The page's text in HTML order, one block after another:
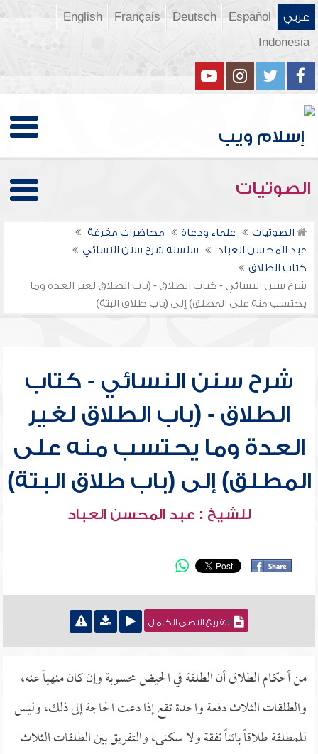
عربي Español
Deutsch
Français
English
Indonesia
الصوتيات
الصوتيات علماء ودعاة
محاضرات مفرغة
عبد المحسن العباد
سلسلة شرح سنن النسائي
كتاب الطلاق
شرح سنن النسائي - كتاب الطلاق - (باب الطلاق لغير العدة وما
يحتسب منه على المطلق) إلى (باب طلاق البتة)
شرح سنن النسائي - كتاب
الطلاق - (باب الطلاق لغير
العدة وما يحتسب منه على
المطلق) إلى (باب طلاق البتة)
للشيخ : عبد المحسن العباد
التفريغ النصي الكامل
من أحكام الطلاق أن الطلقة في الحيض محسوبة وإن كان منهياً عنه،
والطلقات الثلاث دفعة واحدة تقع إذا دعت الحاجة إلى ذلك، وليس
للمطلقة طلاقاً بائناً نفقة ولا سكنى، والتفريق بين الطلقات الثلاث